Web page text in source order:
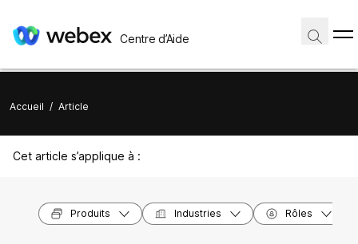
Centre d’Aide
Accueil / Article
Cet article s’applique à :
Produits Industries Rôles